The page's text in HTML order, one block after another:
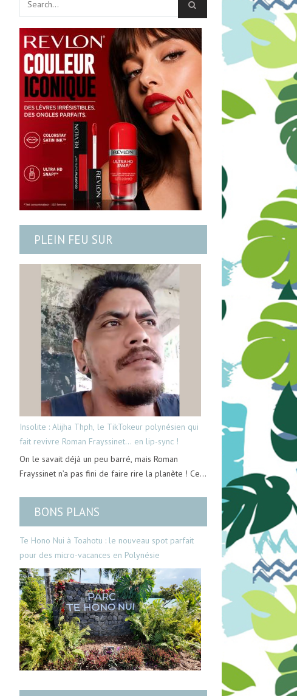
PLEIN FEU SUR
Insolite : Alijha Thph, le TikTokeur polynésien qui
fait revivre Roman Frayssinet… en lip-sync !
On le savait déjà un peu barré, mais Roman
Frayssinet n’a pas fini de faire rire la planète ! Ce…
BONS PLANS
Te Hono Nui à Toahotu : le nouveau spot parfait
pour des micro-vacances en Polynésie